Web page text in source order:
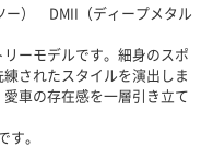
ー） DMII（ディープメタル
ーモデルです。細身のスポ
されたスタイルを演出しま
車の存在感を一層引き立て
。